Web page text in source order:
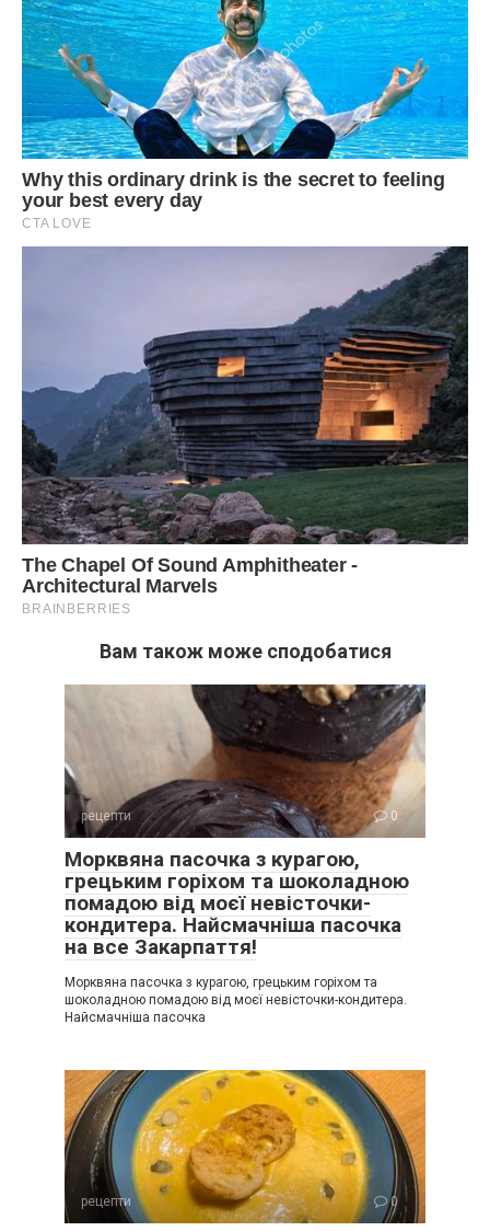
Вам також може сподобатися
рецепти 0
Морквяна пасочка з курагою,
грецьким горіхом та шоколадною
помадою від моєї невісточки-
кондитера. Найсмачніша пасочка
на все Закарпаття!
Морквяна пасочка з курагою, грецьким горіхом та
шоколадною помадою від моєї невісточки-кондитера.
Найсмачніша пасочка
рецепти 0